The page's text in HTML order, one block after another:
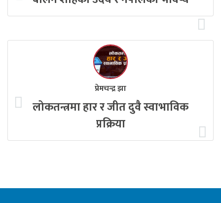
प्रेमचन्द्र झा
लोकतन्त्रमा हार र जीत दुवै स्वाभाविक
प्रक्रिया